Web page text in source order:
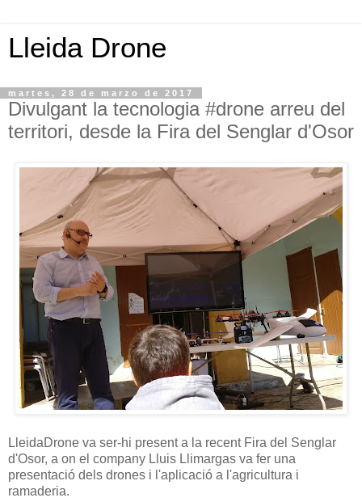
Lleida Drone
martes, 28 de marzo de 2017
Divulgant la tecnologia #drone arreu del
territori, desde la Fira del Senglar d'Osor
LleidaDrone va ser-hi present a la recent Fira del Senglar
d'Osor, a on el company Lluis Llimargas va fer una
presentació dels drones i l'aplicació a l'agricultura i
ramaderia.